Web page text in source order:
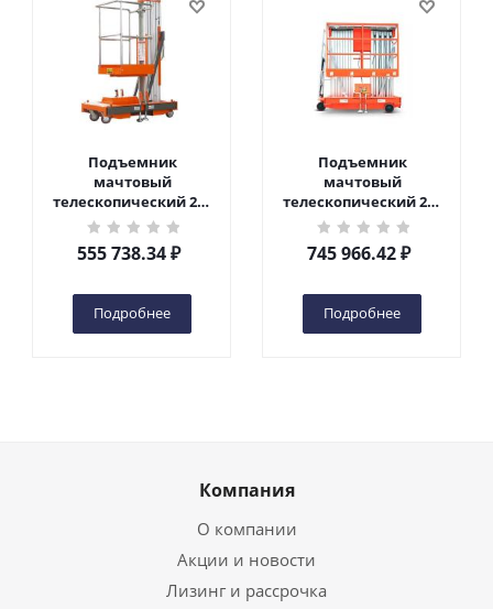
Подъемник
мачтовый
телескопический 200
кг 6 м TOR GTWY6-200S
DC 2-мачтовый
(автономный) (G) в
555 738.34₽
Подробнее
Подъемник
мачтовый
телескопический 200
кг 10 м TOR GTWY10-
200S DC 2-мачтовый
(автономный) (N) в
745 966.42₽
Подробнее
Компания
О компании
Акции и новости
Лизинг и рассрочка